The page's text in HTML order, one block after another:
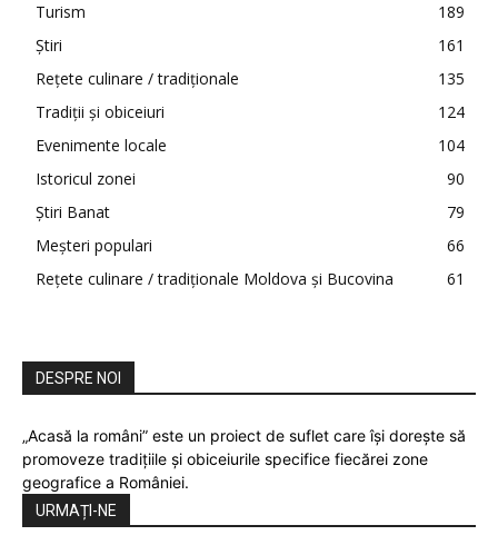
Turism
189
Știri
161
Rețete culinare / tradiționale
135
Tradiții și obiceiuri
124
Evenimente locale
104
Istoricul zonei
90
Știri Banat
79
Meșteri populari
66
Rețete culinare / tradiționale Moldova și Bucovina
61
DESPRE NOI
„Acasă la români” este un proiect de suflet care își dorește să
promoveze tradițiile și obiceiurile specifice fiecărei zone
geografice a României.
URMAȚI-NE